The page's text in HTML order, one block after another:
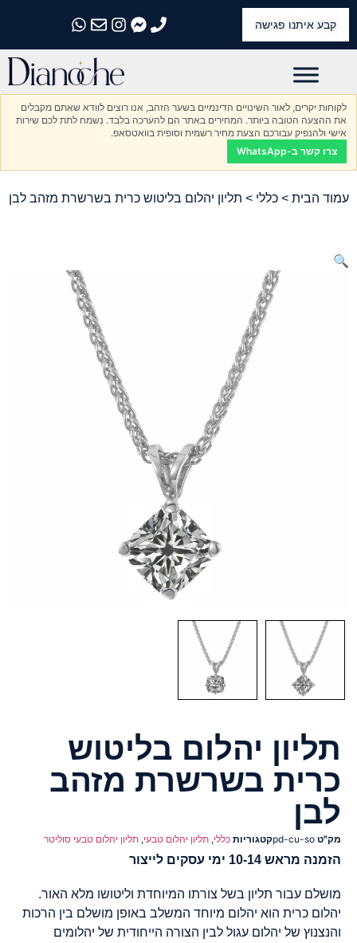
קבע איתנו פגישה
התקשרו אלינו
התקשרו אלינו
התקשרו אלינו
התקשרו אלינו
התקשרו אלינו
לקוחות יקרים, לאור השינויים הדינמיים בשער הזהב, אנו רוצים לוודא שאתם מקבלים
את ההצעה הטובה ביותר. המחירים באתר הם להערכה בלבד. נשמח לתת לכם שירות
אישי ולהנפיק עבורכם הצעת מחיר רשמית וסופית בוואטסאפ.
צרו קשר ב-WhatsApp
עמוד הבית > כללי > תליון יהלום בליטוש כרית בשרשרת מזהב לבן
🔍
תליון יהלום בליטוש
כרית בשרשרת מזהב
לבן
מק"ט pd-cu-soקטגוריות כללי, תליון יהלום טבעי, תליון יהלום טבעי סוליטר
הזמנה מראש 10-14 ימי עסקים לייצור
מושלם עבור תליון בשל צורתו המיוחדת וליטושו מלא האור.
יהלום כרית הוא יהלום מיוחד המשלב באופן מושלם בין הרכות
והנצנוץ של יהלום עגול לבין הצורה הייחודית של יהלומים